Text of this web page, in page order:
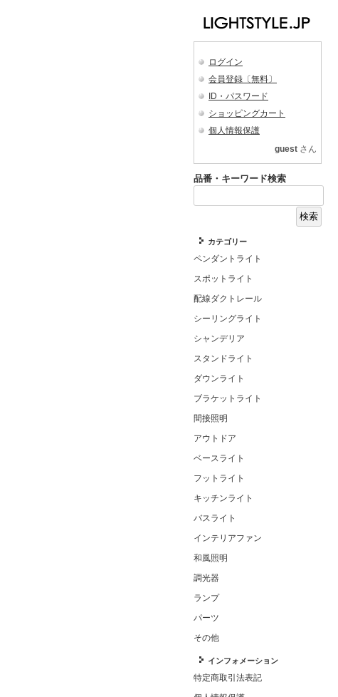
ログイン
会員登録〔無料〕
ID・パスワード
ショッピングカート
個人情報保護
guest さん
品番・キーワード検索
カテゴリー
ペンダントライト
スポットライト
配線ダクトレール
シーリングライト
シャンデリア
スタンドライト
ダウンライト
ブラケットライト
間接照明
アウトドア
ベースライト
フットライト
キッチンライト
バスライト
インテリアファン
和風照明
調光器
ランプ
パーツ
その他
インフォメーション
特定商取引法表記